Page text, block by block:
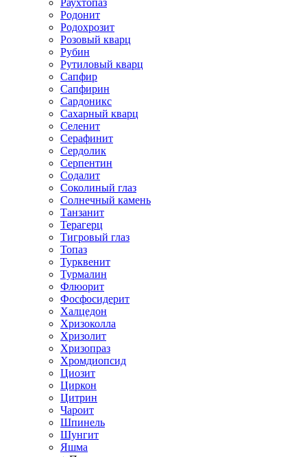
Родонит
Родохрозит
Розовый кварц
Рубин
Рутиловый кварц
Сапфир
Сапфирин
Сардоникс
Сахарный кварц
Селенит
Серафинит
Сердолик
Серпентин
Содалит
Соколиный глаз
Солнечный камень
Танзанит
Терагерц
Тигровый глаз
Топаз
Турквенит
Турмалин
Флюорит
Фосфосидерит
Халцедон
Хризоколла
Хризолит
Хризопраз
Хромдиопсид
Циозит
Циркон
Цитрин
Чароит
Шпинель
Шунгит
Яшма